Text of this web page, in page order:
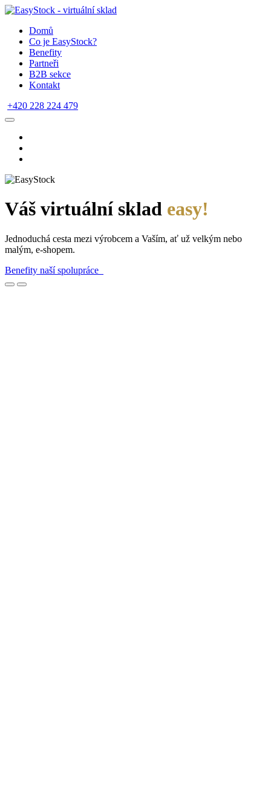
Domů
Co je EasyStock?
Benefity
Partneři
B2B sekce
Kontakt
+420 228 224 479
Váš virtuální sklad easy!
Jednoduchá cesta mezi výrobcem a Vaším, ať už velkým nebo
malým, e-shopem.
Benefity naší spolupráce